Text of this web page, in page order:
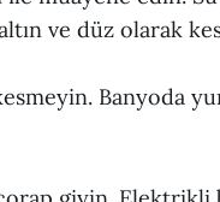
ve düz olarak
Banyoda